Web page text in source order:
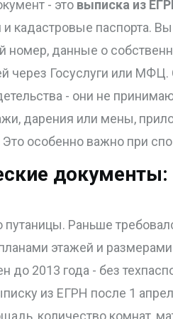
- это выписка из
и кадастровые паспорта.
номер, данные о
через Госуслуги или
- они не
дарения или мены,
Это особенно важно при
путаницы. Раньше
этажей и
до 2013 года - без
из ЕГРН после 1
количество комнат,